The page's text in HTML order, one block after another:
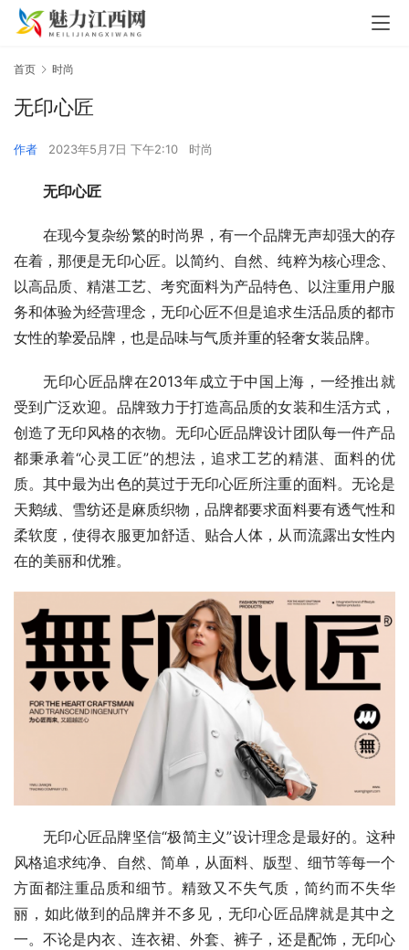
首页 时尚
无印心匠
作者 2023年5月7日 下午2:10 时尚
无印心匠
在现今复杂纷繁的时尚界，有一个品牌无声却强大的存
在着，那便是无印心匠。以简约、自然、纯粹为核心理念、
以高品质、精湛工艺、考究面料为产品特色、以注重用户服
务和体验为经营理念，无印心匠不但是追求生活品质的都市
女性的挚爱品牌，也是品味与气质并重的轻奢女装品牌。
无印心匠品牌在2013年成立于中国上海，一经推出就
受到广泛欢迎。品牌致力于打造高品质的女装和生活方式，
创造了无印风格的衣物。无印心匠品牌设计团队每一件产品
都秉承着“心灵工匠”的想法，追求工艺的精湛、面料的优
质。其中最为出色的莫过于无印心匠所注重的面料。无论是
天鹅绒、雪纺还是麻质织物，品牌都要求面料要有透气性和
柔软度，使得衣服更加舒适、贴合人体，从而流露出女性内
在的美丽和优雅。
无印心匠品牌坚信“极简主义”设计理念是最好的。这种
风格追求纯净、自然、简单，从面料、版型、细节等每一个
方面都注重品质和细节。精致又不失气质，简约而不失华
丽，如此做到的品牌并不多见，无印心匠品牌就是其中之
一。不论是内衣、连衣裙、外套、裤子，还是配饰，无印心